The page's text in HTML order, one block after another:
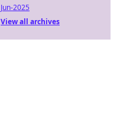
Jun-2025
View all archives